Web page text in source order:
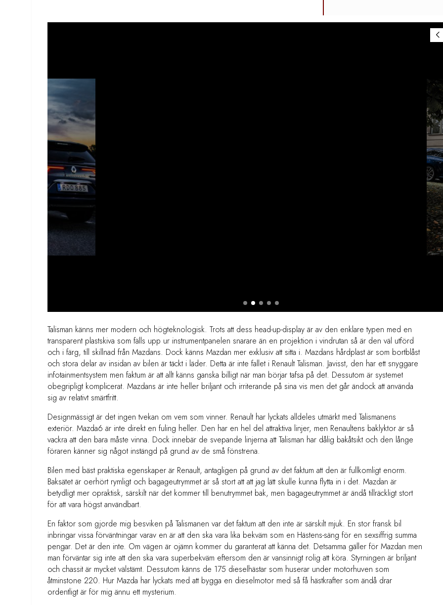
Talisman känns mer modern och högteknologisk. Trots att dess head-up-display är av den enklare typen med en
transparent plastskiva som fälls upp ur instrumentpanelen snarare än en projektion i vindrutan så är den väl utförd
och i färg, till skillnad från Mazdans. Dock känns Mazdan mer exklusiv att sitta i. Mazdans hårdplast är som bortblåst
och stora delar av insidan av bilen är täckt i läder. Detta är inte fallet i Renault Talisman. Javisst, den har ett snyggare
infotainmentsystem men faktum är att allt känns ganska billigt när man börjar tafsa på det. Dessutom är systemet
obegripligt komplicerat. Mazdans är inte heller briljant och irriterande på sina vis men det går ändock att använda
sig av relativt smärtfritt.
Designmässigt är det ingen tvekan om vem som vinner. Renault har lyckats alldeles utmärkt med Talismanens
exteriör. Mazda6 är inte direkt en fuling heller. Den har en hel del attraktiva linjer, men Renaultens baklyktor är så
vackra att den bara måste vinna. Dock innebär de svepande linjerna att Talisman har dålig bakåtsikt och den långe
föraren känner sig något instängd på grund av de små fönstrena.
Bilen med bäst praktiska egenskaper är Renault, antagligen på grund av det faktum att den är fullkomligt enorm.
Baksätet är oerhört rymligt och bagageutrymmet är så stort att att jag lätt skulle kunna flytta in i det. Mazdan är
betydligt mer opraktisk, särskilt när det kommer till benutrymmet bak, men bagageutrymmet är ändå tillräckligt stort
för att vara högst användbart.
En faktor som gjorde mig besviken på Talismanen var det faktum att den inte är särskilt mjuk. En stor fransk bil
inbringar vissa förväntningar varav en är att den ska vara lika bekväm som en Hästens-säng för en sexsiffrig summa
pengar. Det är den inte. Om vägen är ojämn kommer du garanterat att känna det. Detsamma gäller för Mazdan men
man förväntar sig inte att den ska vara superbekväm eftersom den är vansinnigt rolig att köra. Styrningen är briljant
och chassit är mycket välstämt. Dessutom känns de 175 dieselhästar som huserar under motorhuven som
åtminstone 220. Hur Mazda har lyckats med att bygga en dieselmotor med så få hästkrafter som ändå drar
ordentligt är för mig ännu ett mysterium.